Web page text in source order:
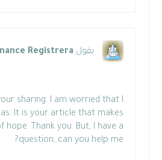
يقول Registrera
sharing. I am worried that I
It is your article that makes
hope. Thank you. But, I have a
question, can you help me?